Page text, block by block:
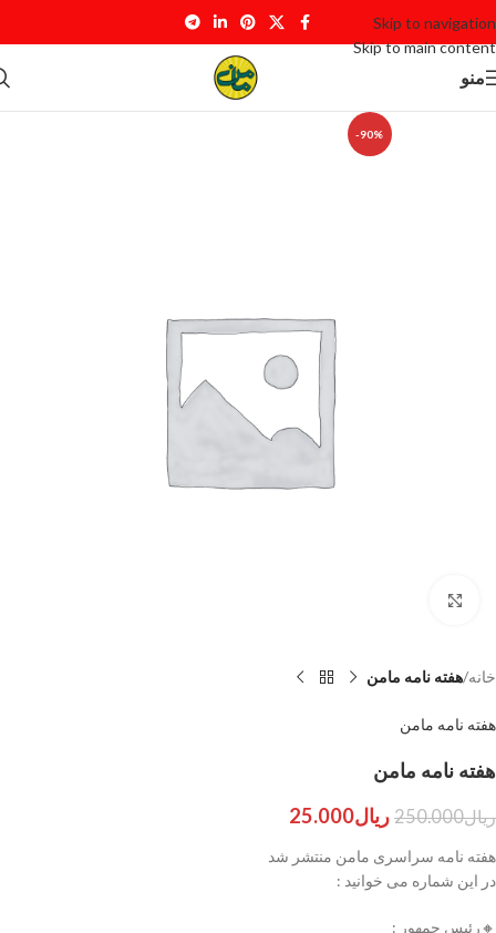
Skip to navigation
Skip to main content
منو
-90%
خانه هفته نامه مامن
هفته نامه مامن
هفته نامه مامن
ریال250.000 ریال25.000
هفته نامه سراسری مامن منتشر شد
در این شماره می خوانید :
🔸رئیس جمهور :